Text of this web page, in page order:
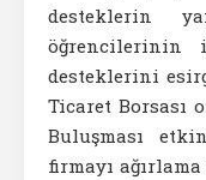
desteklerin
öğrencilerinin
desteklerini
Ticaret Borsası
Buluşması
firmayı